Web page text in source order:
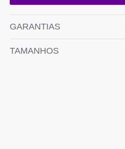
GARANTIAS
TAMANHOS